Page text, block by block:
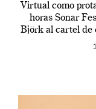
Virtual como
horas Sonar
Björk al cartel de
en una de